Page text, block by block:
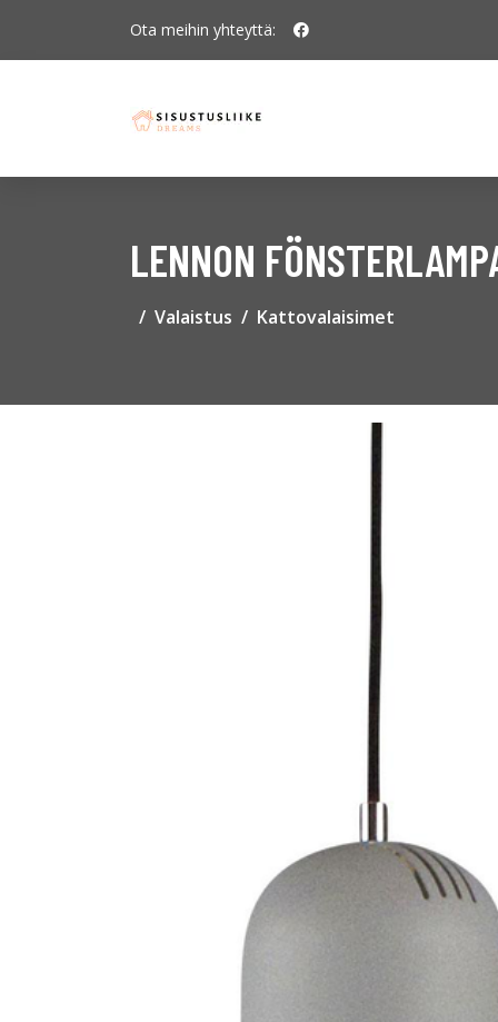
Ota meihin yhteyttä:
LENNON
Valaistus Kattovalaisimet